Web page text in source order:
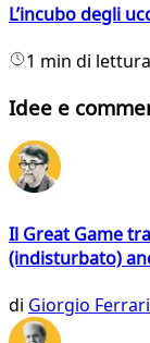
L’incubo degli
1 min di lettura
Idee e
Il Great Game
(indisturbato)
di Giorgio Ferrari